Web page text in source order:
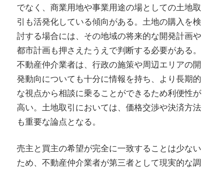
でなく、商業用地や事業用途の場としての土地取
引も活発化している傾向がある。土地の購入を検
討する場合には、その地域の将来的な開発計画や
都市計画も押さえたうえで判断する必要がある。
不動産仲介業者は、行政の施策や周辺エリアの開
発動向についても十分に情報を持ち、より長期的
な視点から相談に乗ることができるため利便性が
高い。土地取引においては、価格交渉や決済方法
も重要な論点となる。
売主と買主の希望が完全に一致することは少ない
ため、不動産仲介業者が第三者として現実的な調